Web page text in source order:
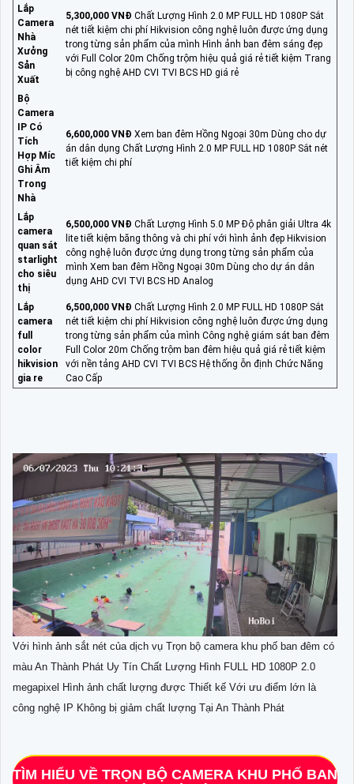
Lắp
Camera
Nhà
Xưởng
Sản
Xuất
5,300,000 VNĐ Chất Lượng Hình 2.0 MP FULL HD 1080P Sắt
nét tiết kiệm chi phí Hikvision công nghệ luôn được ứng dụng
trong từng sản phẩm của mình Hình ảnh ban đêm sáng đẹp
với Full Color 20m Chống trộm hiệu quả giá rẻ tiết kiệm Trang
bị công nghệ AHD CVI TVI BCS HD giá rẻ
Bộ
Camera
IP Có
Tích
Hợp Míc
Ghi Âm
Trong
Nhà
6,600,000 VNĐ Xem ban đêm Hồng Ngoại 30m Dùng cho dự
án dân dụng Chất Lượng Hình 2.0 MP FULL HD 1080P Sắt nét
tiết kiệm chi phí
Lắp
camera
quan sát
starlight
cho siêu
thị
6,500,000 VNĐ Chất Lượng Hình 5.0 MP Độ phân giải Ultra 4k
lite tiết kiệm băng thông và chi phí với hình ảnh đẹp Hikvision
công nghệ luôn được ứng dụng trong từng sản phẩm của
mình Xem ban đêm Hồng Ngoại 30m Dùng cho dự án dân
dụng AHD CVI TVI BCS HD Analog
Lắp
camera
full
color
hikvision
gia re
6,500,000 VNĐ Chất Lượng Hình 2.0 MP FULL HD 1080P Sắt
nét tiết kiệm chi phí Hikvision công nghệ luôn được ứng dụng
trong từng sản phẩm của mình Công nghệ giám sát ban đêm
Full Color 20m Chống trộm ban đêm hiệu quả giá rẻ tiết kiệm
với nền tảng AHD CVI TVI BCS Hệ thống ỗn định Chức Năng
Cao Cấp
Với hình ảnh sắt nét của dịch vụ Trọn bộ camera khu phố ban đêm có
màu An Thành Phát Uy Tín Chất Lượng Hình FULL HD 1080P 2.0
megapixel Hình ảnh chất lượng được Thiết kế Với ưu điểm lớn là
công nghệ IP Không bị giảm chất lượng Tại An Thành Phát
TÌM HIỂU VỀ TRỌN BỘ CAMERA KHU PHỐ BAN